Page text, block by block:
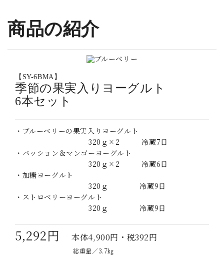
商品の紹介
【SY-6BMA】
季節の果実入りヨーグルト
6本セット
・ブルーベリーの果実入りヨーグルト
320ｇ×2 冷蔵7日
・パッション＆マンゴーヨーグルト
320ｇ×2 冷蔵6日
・加糖ヨーグルト
320ｇ 冷蔵9日
・ストロベリーヨーグルト
320ｇ 冷蔵9日
5,292円本体4,900円・税392円
総重量／3.7㎏